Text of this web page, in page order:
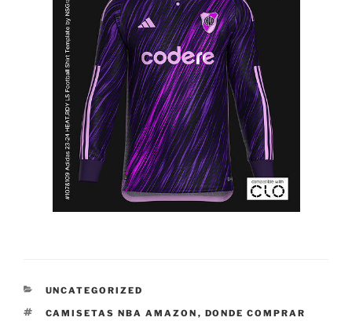
CATEGORÍAS
UNCATEGORIZED
ETIQUETAS
CAMISETAS NBA AMAZON , DONDE COMPRAR